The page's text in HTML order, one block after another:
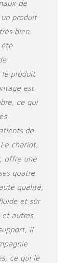
à
de
sur la
de
】- Taille
Si
client
à
de
produit
bien
été
le produit
est
ce qui
de
chariot,
offre une
quatre
qualité,
et sûr
et autres
il
ce qui le